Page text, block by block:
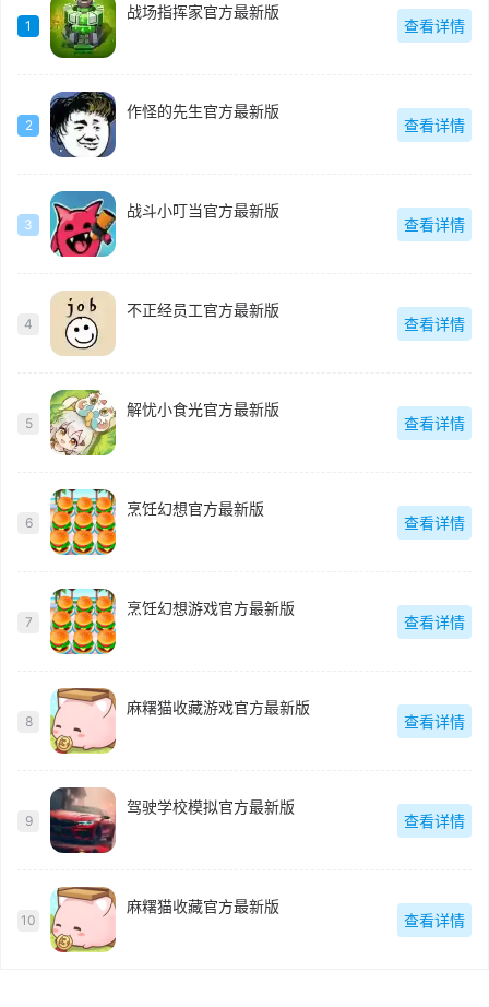
1
战场指挥家官方最新版
查看详情
2
作怪的先生官方最新版
查看详情
3
战斗小叮当官方最新版
查看详情
4
不正经员工官方最新版
查看详情
5
解忧小食光官方最新版
查看详情
6
烹饪幻想官方最新版
查看详情
7
烹饪幻想游戏官方最新版
查看详情
8
麻糬猫收藏游戏官方最新版
查看详情
9
驾驶学校模拟官方最新版
查看详情
10
麻糬猫收藏官方最新版
查看详情